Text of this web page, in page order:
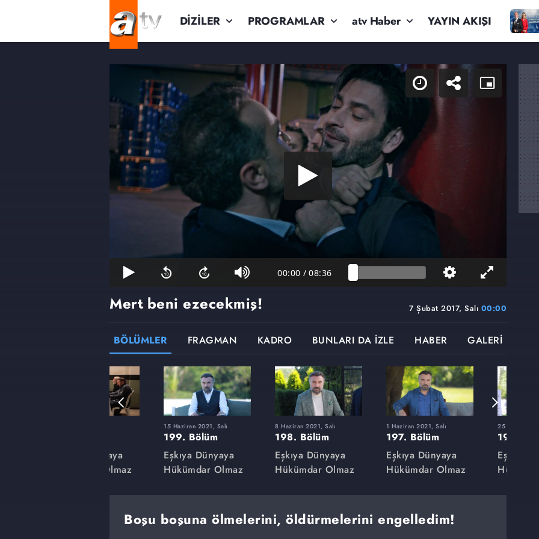
DİZİLER PROGRAMLAR atv Haber YAYIN AKIŞI
00:00 / 08:36
7 Şubat 2017, Salı 00:00
Mert beni ezecekmiş!
BÖLÜMLER FRAGMAN KADRO BUNLARI DA İZLE HABER GALERİ
Eşkıya Dünyaya
Hükümdar Olmaz
15 Haziran 2021, Salı
199. Bölüm
Eşkıya Dünyaya
Hükümdar Olmaz
8 Haziran 2021, Salı
198. Bölüm
Eşkıya Dünyaya
Hükümdar Olmaz
1 Haziran 2021, Salı
197. Bölüm
Eşkıya Dünyaya
Hükümdar Olmaz
25 Mayıs
196.
Eşkıya
Boşu boşuna ölmelerini, öldürmelerini engelledim!